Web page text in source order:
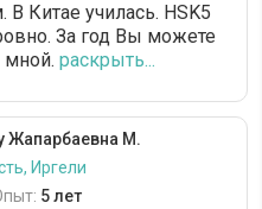
Китае училась. HSK5
За год Вы можете
мной. раскрыть...
Жапарбаевна М.
Иргели
5 лет